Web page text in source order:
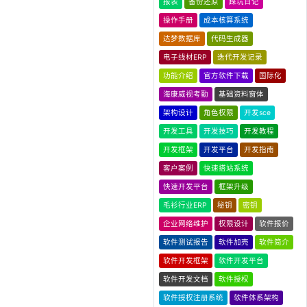
操作手册 成本核算系统
达梦数据库 代码生成器
电子线材ERP 迭代开发记录
功能介绍 官方软件下载 国际化
海康威视考勤 基础资料窗体
架构设计 角色权限 开发sce
开发工具 开发技巧 开发教程
开发框架 开发平台 开发指南
客户案例 快速搭站系统
快速开发平台 框架升级
毛衫行业ERP 秘钥 密钥
企业网络维护 权限设计 软件报价
软件测试报告 软件加壳 软件简介
软件开发框架 软件开发平台
软件开发文档 软件授权
软件授权注册系统 软件体系架构